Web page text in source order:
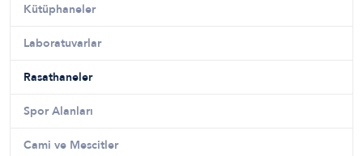
Kütüphaneler
Laboratuvarlar
Rasathaneler
Spor Alanları
Cami ve Mescitler